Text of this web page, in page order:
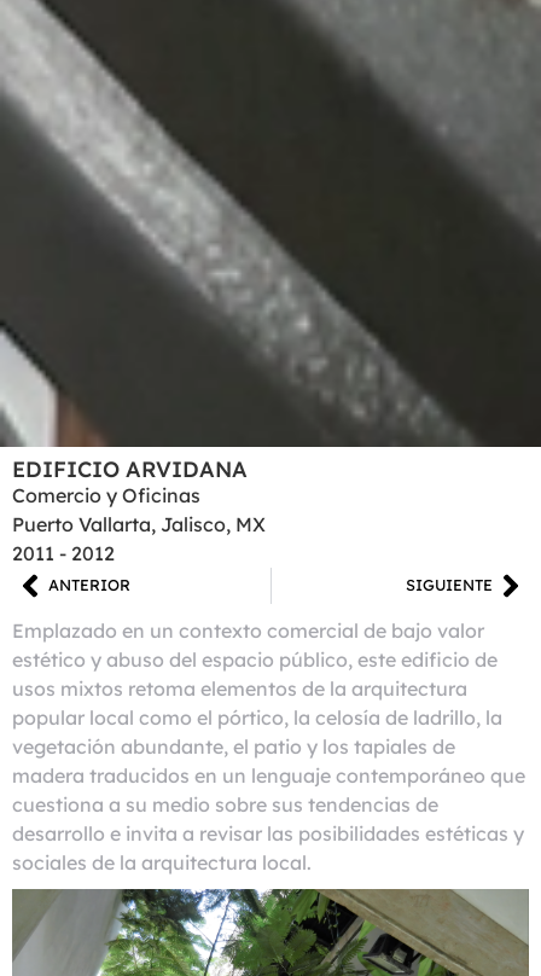
EDIFICIO ARVIDANA
Comercio y Oficinas
Puerto Vallarta, Jalisco, MX
2011 - 2012
ANTERIOR SIGUIENTE
Emplazado en un contexto comercial de bajo valor
estético y abuso del espacio público, este edificio de
usos mixtos retoma elementos de la arquitectura
popular local como el pórtico, la celosía de ladrillo, la
vegetación abundante, el patio y los tapiales de
madera traducidos en un lenguaje contemporáneo que
cuestiona a su medio sobre sus tendencias de
desarrollo e invita a revisar las posibilidades estéticas y
sociales de la arquitectura local.